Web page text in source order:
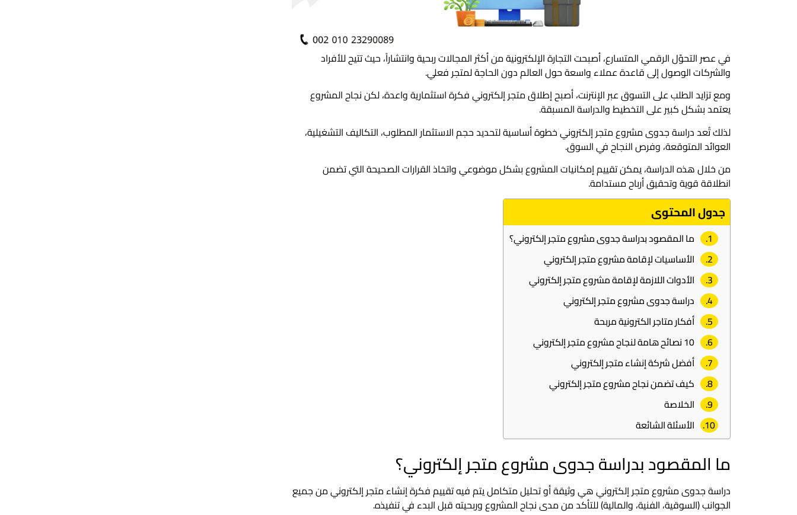
في عصر التحوّل الرقمي المتسارع، أصبحت التجارة الإلكترونية من أكثر المجالات ربحية وانتشاراً، حيث تتيح للأفراد
والشركات الوصول إلى قاعدة عملاء واسعة حول العالم دون الحاجة لمتجر فعلي.
ومع تزايد الطلب على التسوق عبر الإنترنت، أصبح إطلاق متجر إلكتروني فكرة استثمارية واعدة، لكن نجاح المشروع
يعتمد بشكل كبير على التخطيط والدراسة المسبقة.
لذلك تُعد دراسة جدوى مشروع متجر إلكتروني خطوة أساسية لتحديد حجم الاستثمار المطلوب، التكاليف التشغيلية،
العوائد المتوقعة، وفرص النجاح في السوق.
من خلال هذه الدراسة، يمكن تقييم إمكانيات المشروع بشكل موضوعي واتخاذ القرارات الصحيحة التي تضمن
انطلاقة قوية وتحقيق أرباح مستدامة.
جدول المحتوى
ما المقصود بدراسة جدوى مشروع متجر إلكتروني؟
الأساسيات لإقامة مشروع متجر إلكتروني
الأدوات اللازمة لإقامة مشروع متجر إلكتروني
دراسة جدوى مشروع متجر إلكتروني
أفكار متاجر الكترونية مربحة
10 نصائح هامة لنجاح مشروع متجر إلكتروني
أفضل شركة إنشاء متجر إلكتروني
كيف تضمن نجاح مشروع متجر إلكتروني
الخلاصة
الأسئلة الشائعة
ما المقصود بدراسة جدوى مشروع متجر إلكتروني؟
دراسة جدوى مشروع متجر إلكتروني هي وثيقة أو تحليل متكامل يتم فيه تقييم فكرة إنشاء متجر إلكتروني من جميع
الجوانب (السوقية، الفنية، والمالية) للتأكد من مدى نجاح المشروع وربحيته قبل البدء في تنفيذه.